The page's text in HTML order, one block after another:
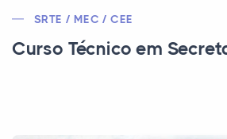
SRTE / MEC / CEE
Curso Técnico em